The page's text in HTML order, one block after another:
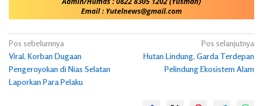
Navigasi
pos
Pos sebelumnya
Viral, Korban Dugaan
Pengeroyokan di Nias Selatan
Laporkan Para Pelaku
Pos selanjutnya
Hutan Lindung, Garda Terdepan
Pelindung Ekosistem Alam